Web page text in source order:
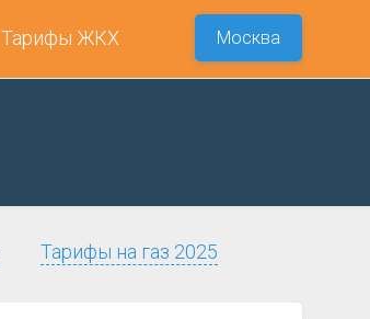
Тарифы ЖКХ Москва
Тарифы на газ 2025